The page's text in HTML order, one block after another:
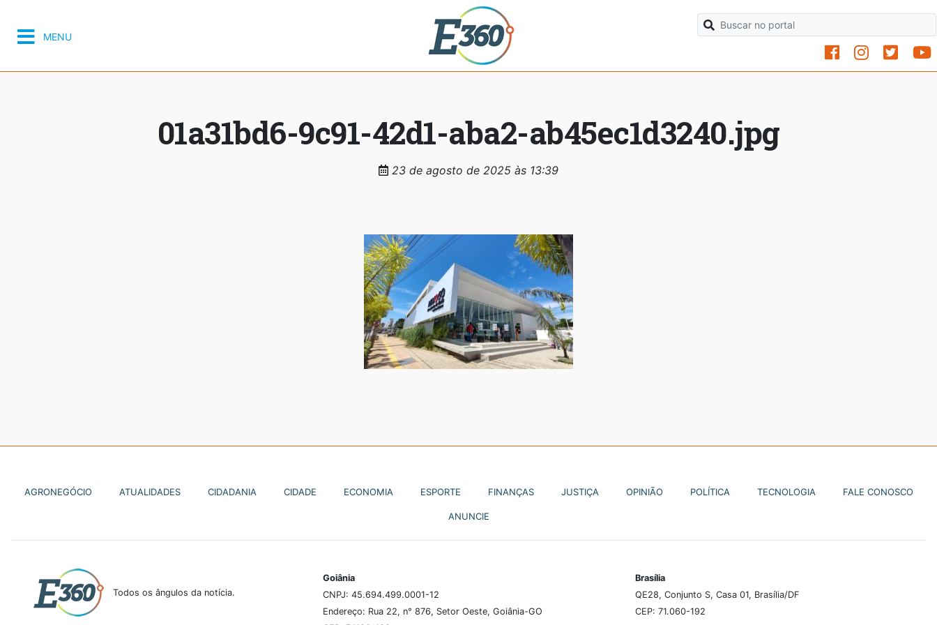
MENU
01a31bd6-9c91-42d1-aba2-ab45ec1d3240.jpg
23 de agosto de 2025 às 13:39
AGRONEGÓCIO ATUALIDADES CIDADANIA CIDADE ECONOMIA ESPORTE FINANÇAS JUSTIÇA OPINIÃO POLÍTICA TECNOLOGIA FALE CONOSCO
ANUNCIE
Todos os ângulos da notícia.
Goiânia
CNPJ: 45.694.499.0001-12
Endereço: Rua 22, n° 876, Setor Oeste, Goiânia-GO
Brasília
QE28, Conjunto S, Casa 01, Brasília/DF
CEP: 71.060-192